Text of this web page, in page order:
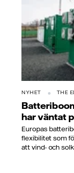
NYHET THE
har väntat
Europas
flexibilitet som
att vind- och